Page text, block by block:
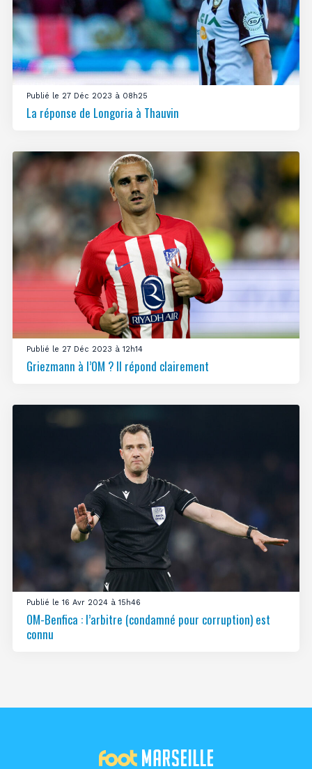
Publié le 27 Déc 2023 à 08h25
La réponse de Longoria à Thauvin
Publié le 27 Déc 2023 à 12h14
Griezmann à l’OM ? Il répond clairement
Publié le 16 Avr 2024 à 15h46
OM-Benfica : l’arbitre (condamné pour corruption) est
connu